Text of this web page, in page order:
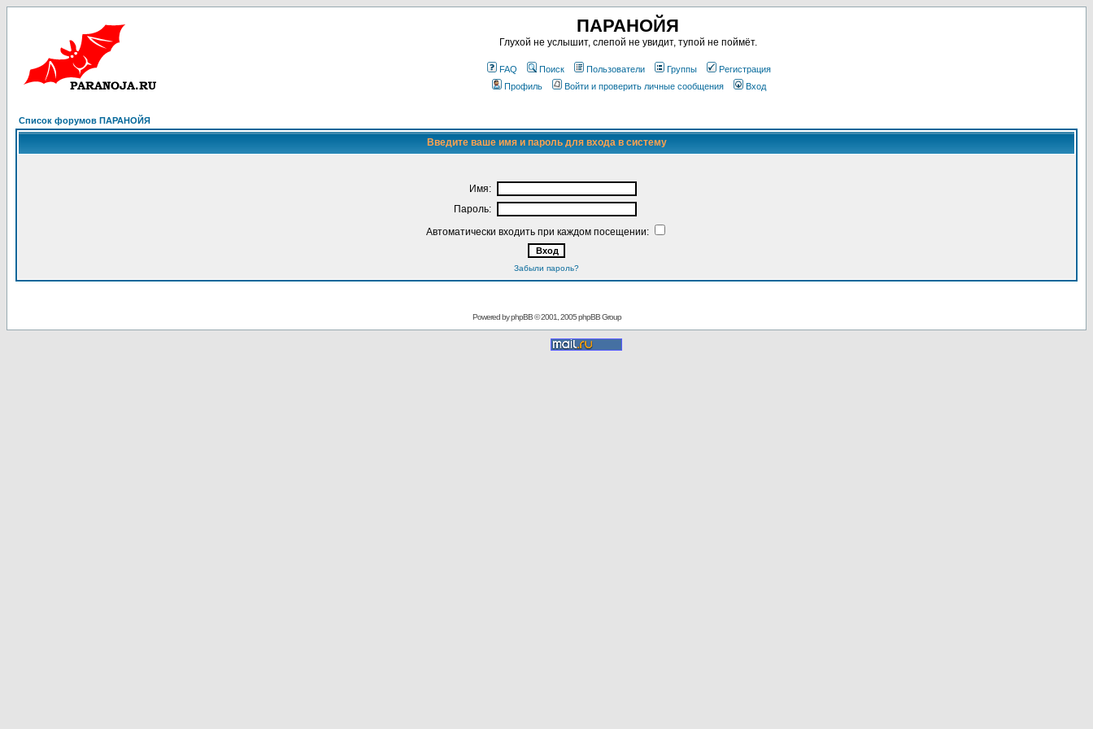
ПАРАНОЙЯ
Глухой не услышит, слепой не увидит, тупой не поймёт.
FAQ Поиск Пользователи Группы
Регистрация
Профиль
Войти и проверить личные сообщения Вход
Список форумов ПАРАНОЙЯ
Введите ваше имя и пароль для входа в систему
Имя:
Пароль:
Автоматически входить при каждом посещении:
Забыли пароль?
Powered byphpBB© 2001, 2005 phpBB Group